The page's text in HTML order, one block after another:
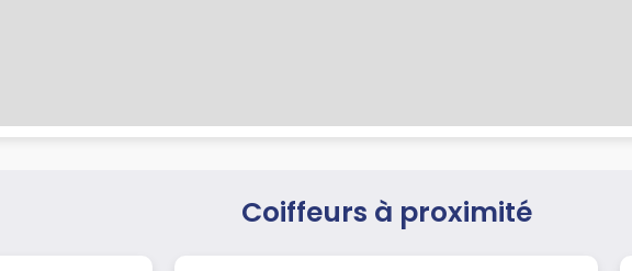
Coiffeurs à proximité